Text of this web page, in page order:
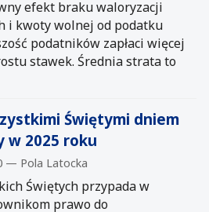
efekt braku waloryzacji
i kwoty wolnej od podatku
podatników zapłaci więcej
stawek. Średnia strata to
Świętymi dniem
w 2025 roku
— Pola Latocka
Świętych przypada w
prawo do